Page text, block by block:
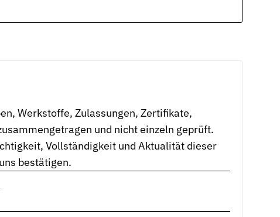
Werkstoffe, Zulassungen, Zertifikate,
und nicht einzeln geprüft.
Vollständigkeit und Aktualität dieser
bestätigen.